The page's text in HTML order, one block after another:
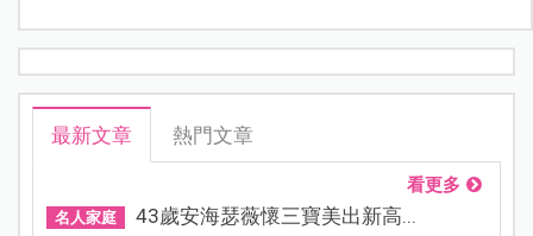
最新文章 熱門文章
看更多
名人家庭 43歲安海瑟薇懷三寶美出新高...